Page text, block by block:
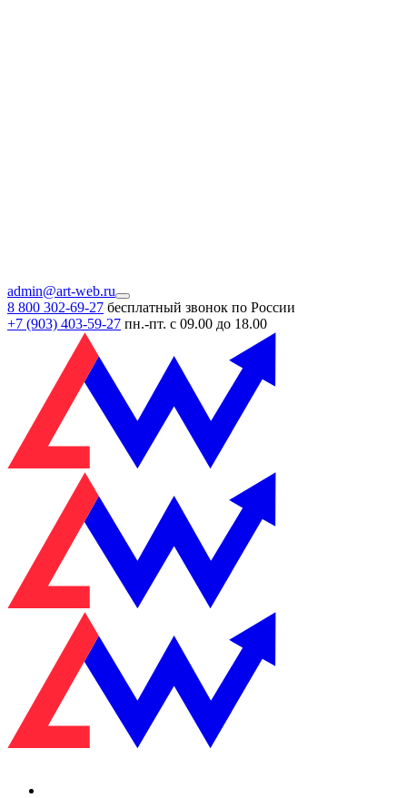
admin@art-web.ru
8 800 302-69-27 бесплатный звонок по России
+7 (903) 403-59-27 пн.-пт. с 09.00 до 18.00